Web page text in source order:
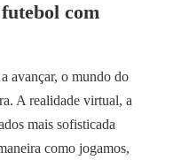
com
avançar, o mundo do
A realidade virtual, a
mais sofisticada
como jogamos,